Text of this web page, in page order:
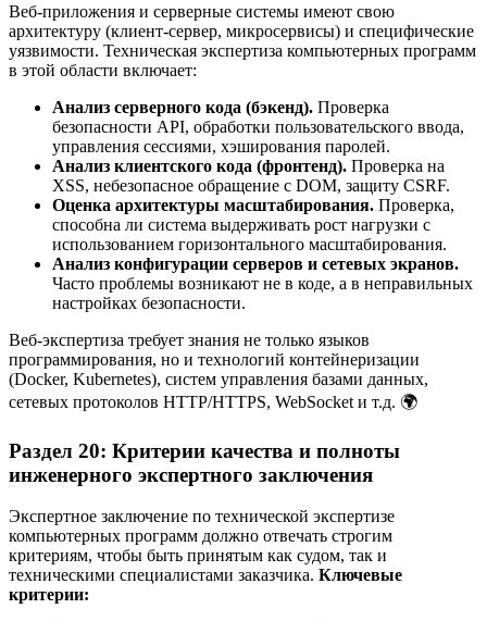
Веб-приложения и серверные системы имеют свою
архитектуру (клиент-сервер, микросервисы) и специфические
уязвимости. Техническая экспертиза компьютерных программ
в этой области включает:
Анализ серверного кода (бэкенд). Проверка
безопасности API, обработки пользовательского ввода,
управления сессиями, хэширования паролей.
Анализ клиентского кода (фронтенд). Проверка на
XSS, небезопасное обращение с DOM, защиту CSRF.
Оценка архитектуры масштабирования. Проверка,
способна ли система выдерживать рост нагрузки с
использованием горизонтального масштабирования.
Анализ конфигурации серверов и сетевых экранов.
Часто проблемы возникают не в коде, а в неправильных
настройках безопасности.
Веб-экспертиза требует знания не только языков
программирования, но и технологий контейнеризации
(Docker, Kubernetes), систем управления базами данных,
сетевых протоколов HTTP/HTTPS, WebSocket и т.д. 🌍
Раздел 20: Критерии качества и полноты
инженерного экспертного заключения
Экспертное заключение по технической экспертизе
компьютерных программ должно отвечать строгим
критериям, чтобы быть принятым как судом, так и
техническими специалистами заказчика. Ключевые
критерии: